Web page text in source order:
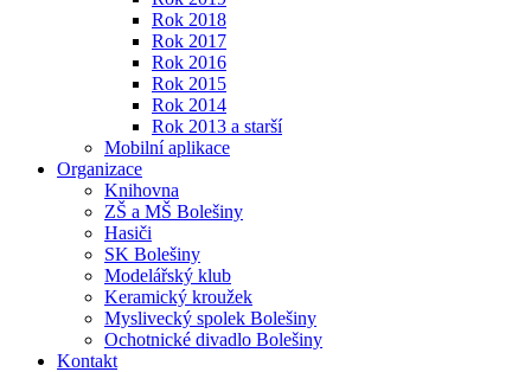
Rok 2018
Rok 2017
Rok 2016
Rok 2015
Rok 2014
Rok 2013 a starší
Mobilní aplikace
Organizace
Knihovna
ZŠ a MŠ Bolešiny
Hasiči
SK Bolešiny
Modelářský klub
Keramický kroužek
Myslivecký spolek Bolešiny
Ochotnické divadlo Bolešiny
Kontakt